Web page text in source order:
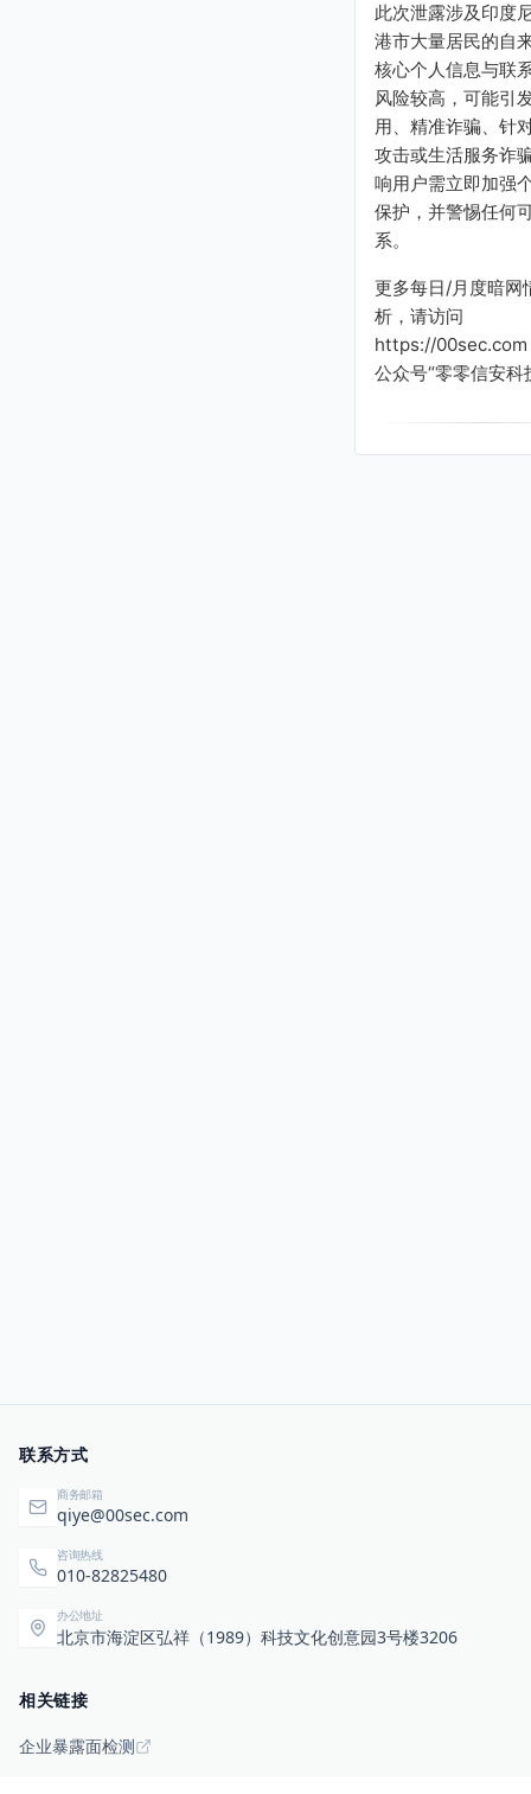
此次泄露涉及印度
港市大量居民的自
核心个人信息与联
风险较高，可能引
用、精准诈骗、针
攻击或生活服务诈
响用户需立即加强
保护，并警惕任何
系。
更多每日/月度暗网
析，请访问
https://00sec.com
公众号“零零信安科
联系方式
商务邮箱
qiye@00sec.com
咨询热线
010-82825480
办公地址
北京市海淀区弘祥（1989）科技文化创意园3号楼3206
相关链接
企业暴露面检测